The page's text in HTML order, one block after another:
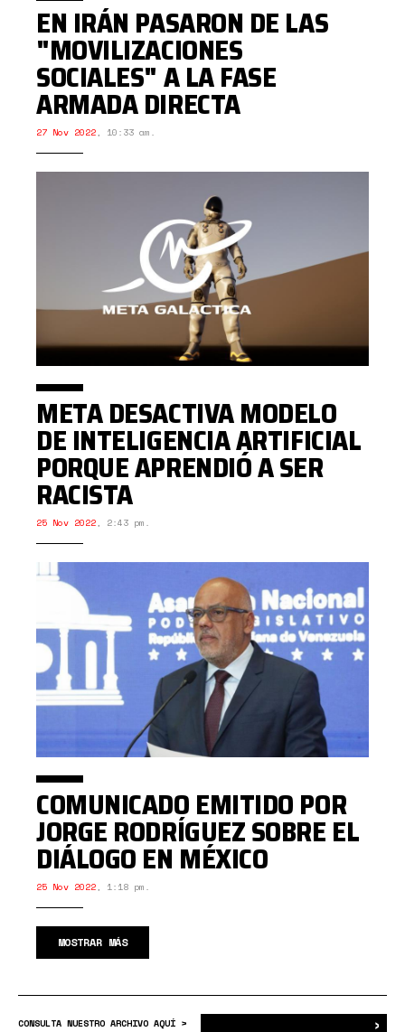
EN IRÁN PASARON DE LAS
"MOVILIZACIONES
SOCIALES" A LA FASE
ARMADA DIRECTA
27 Nov 2022, 10:33 am.
META DESACTIVA MODELO
DE INTELIGENCIA ARTIFICIAL
PORQUE APRENDIÓ A SER
RACISTA
25 Nov 2022, 2:43 pm.
COMUNICADO EMITIDO POR
JORGE RODRÍGUEZ SOBRE EL
DIÁLOGO EN MÉXICO
25 Nov 2022, 1:18 pm.
MOSTRAR MÁS
CONSULTA NUESTRO ARCHIVO AQUÍ > ›